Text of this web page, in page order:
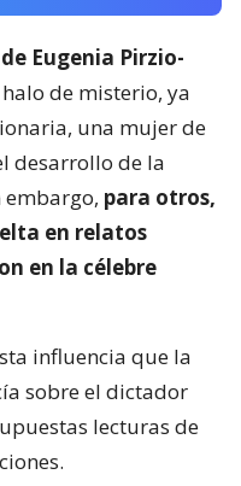
Eugenia Pirzio-
de misterio, ya
una mujer de
desarrollo de la
embargo, para otros,
en relatos
en la célebre
influencia que la
sobre el dictador
lecturas de